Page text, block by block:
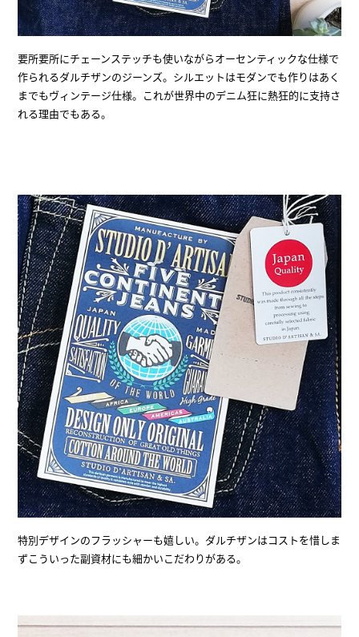
要所要所にチェーンステッチも使いながらオーセンティックな仕様で
作られるダルチザンのジーンズ。シルエットはモダンでも作りはあく
までもヴィンテージ仕様。これが世界中のデニム狂に熱狂的に支持さ
れる理由でもある。
特別デザインのフラッシャーも嬉しい。ダルチザンはコストを惜しま
ずこういった副資材にも細かいこだわりがある。